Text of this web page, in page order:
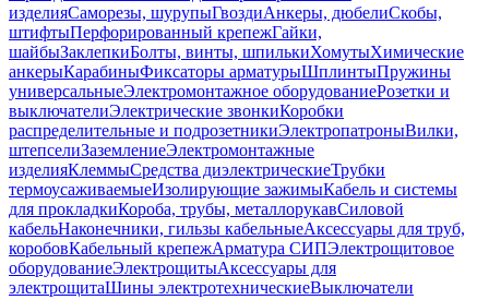
изделияСаморезы, шурупыГвоздиАнкеры, дюбелиСкобы,
штифтыПерфорированный крепежГайки,
шайбыЗаклепкиБолты, винты, шпилькиХомутыХимические
анкерыКарабиныФиксаторы арматурыШплинтыПружины
универсальныеЭлектромонтажное оборудованиеРозетки и
выключателиЭлектрические звонкиКоробки
распределительные и подрозетникиЭлектропатроныВилки,
штепселиЗаземлениеЭлектромонтажные
изделияКлеммыСредства диэлектрическиеТрубки
термоусаживаемыеИзолирующие зажимыКабель и системы
для прокладкиКороба, трубы, металлорукавСиловой
кабельНаконечники, гильзы кабельныеАксессуары для труб,
коробовКабельный крепежАрматура СИПЭлектрощитовое
оборудованиеЭлектрощитыАксессуары для
электрощитаШины электротехническиеВыключатели